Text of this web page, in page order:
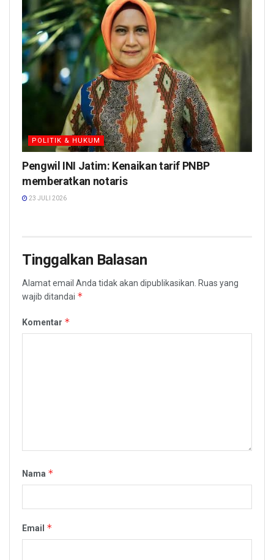
POLITIK & HUKUM
Pengwil INI Jatim: Kenaikan tarif PNBP
memberatkan notaris
23 JULI 2026
Tinggalkan Balasan
Alamat email Anda tidak akan dipublikasikan. Ruas yang
wajib ditandai *
Komentar *
Nama *
Email *